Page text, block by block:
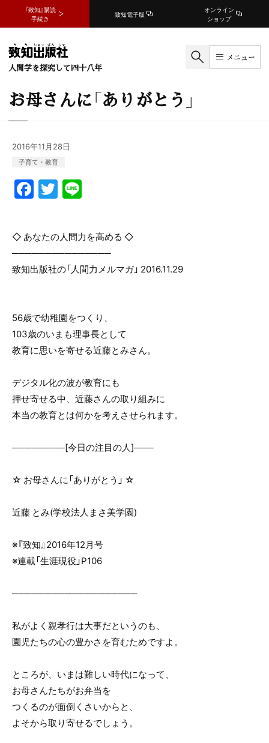
『致知』購読
手続き
致知電子版
オンライン
ショップ
人間学を探究して四十八年
メニュー
お母さんに「ありがとう」
2016年11月28日
子育て・教育
F
a
c
e
b
k
T
w
itt
er
e
◇ あなたの人間力を高める ◇
───────────────
致知出版社の「人間力メルマガ」 2016.11.29
56歳で幼稚園をつくり、
103歳のいまも理事長として
教育に思いを寄せる近藤とみさん。
デジタル化の波が教育にも
押せ寄せる中、近藤さんの取り組みに
本当の教育とは何かを考えさせられます。
────────[今日の注目の人]───
☆ お母さんに「ありがとう」 ☆
近藤 とみ(学校法人まさ美学園)
※『致知』2016年12月号
※連載「生涯現役」P106
───────────────────
私がよく親孝行は大事だというのも、
園児たちの心の豊かさを育むためですよ。
ところが、いまは難しい時代になって、
お母さんたちがお弁当を
つくるのが面倒くさいからと、
よそから取り寄せるでしょう。